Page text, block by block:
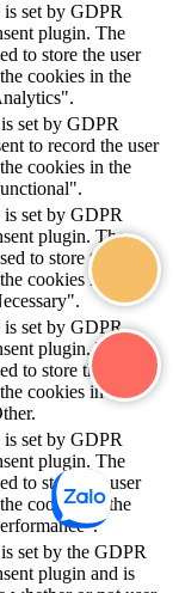
set by GDPR
plugin. The
to store the user
cookies in the
set by GDPR
to record the user
cookies in the
set by GDPR
plugin. The
to store the user
cookies in the
set by GDPR
plugin. The
to store the user
cookies in the
set by GDPR
plugin. The
to store the user
cookies in the
set by the GDPR
plugin and is